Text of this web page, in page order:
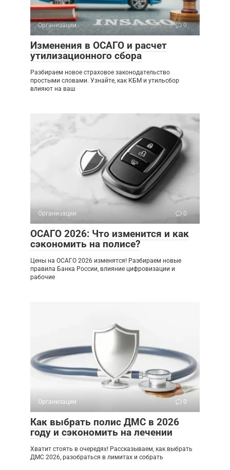
Организации 0
Изменения в ОСАГО и расчет
утилизационного сбора
Разбираем новое страховое законодательство
простыми словами. Узнайте, как КБМ и утильсбор
влияют на ваш
Организации 0
ОСАГО 2026: Что изменится и как
сэкономить на полисе?
Цены на ОСАГО 2026 изменятся! Разбираем новые
правила Банка России, влияние цифровизации и
рабочие
Организации 0
Как выбрать полис ДМС в 2026
году и сэкономить на лечении
Хватит стоять в очередях! Рассказываем, как выбрать
ДМС 2026, разобраться в лимитах и собрать